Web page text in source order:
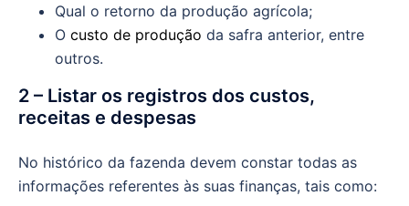
Qual o retorno da produção agrícola;
O custo de produção da safra anterior, entre
outros.
2 – Listar os registros dos custos,
receitas e despesas
No histórico da fazenda devem constar todas as
informações referentes às suas finanças, tais como: